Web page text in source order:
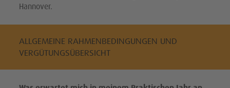
Hannover.
ALLGEMEINE RAHMENBEDINGUNGEN UND
VERGÜTUNGSÜBERSICHT